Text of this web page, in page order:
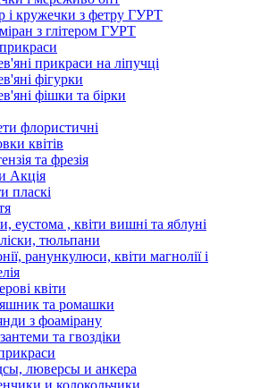
і кружечки з фетру ГУРТ
з глітером ГУРТ
прикраси на ліпучці
фігурки
фішки та бірки
флористичні
квітів
та фрезія
Акція
пласкі
еустома , квіти вишні та яблуні
тюльпани
ранункулюси, квіти магнолії і
квіти
та ромашки
з фоамірану
та гвоздіки
люверсы и анкера
и колокольчики